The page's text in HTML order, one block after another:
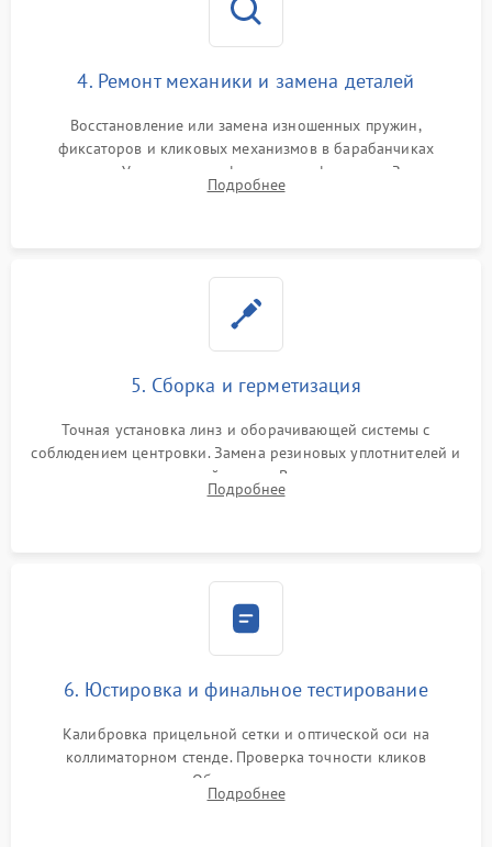
4. Ремонт механики и замена деталей
Восстановление или замена изношенных пружин,
фиксаторов и кликовых механизмов в барабанчиках
поправок. Устранение люфтов в трансфокаторе. Замена
поврежденных линз, разбитой сетки или восстановление
Подробнее
5. Сборка и герметизация
Точная установка линз и оборачивающей системы с
соблюдением центровки. Замена резиновых уплотнителей и
нанесение влагозащитной смазки. Вакуумирование корпуса
и заполнение его осушенным азотом или аргоном для
Подробнее
6. Юстировка и финальное тестирование
Калибровка прицельной сетки и оптической оси на
коллиматорном стенде. Проверка точности кликов
механизма поправок. Обязательное испытание прицела на
ударном стенде для проверки устойчивости к отдаче и
Подробнее